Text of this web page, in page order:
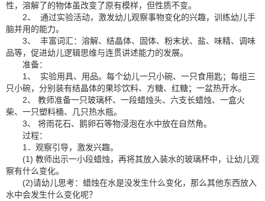
性，溶解了的物体虽改变了原有模样，但性质不变。
2、 通过实验活动，激发幼儿观察事物变化的兴趣，训练幼儿手
脑并用的能力。
3、 丰富词汇：溶解、结晶体、固体、粉末状、盐、味精、调味
品等，促进幼儿逻辑思维与连贯讲述能力的发展。
准备：
1、 实验用具、用品。每个幼儿一只小碗、一只食用匙；每组三
只小碗，分别装有结晶体的果珍饮料、方糖、红糖；一盆热开水。
2、 教师准备一只玻璃杯、一段蜡烛头、六支长蜡烛、一盒火
柴、一只塑料桶、几只热水瓶。
3、 将雨花石、鹅卵石等物浸泡在水中放在自然角。
过程：
1．观察引导，激发兴趣。
(1) 教师出示一小段蜡烛，再将其放入装水的玻璃杯中，让幼儿观
察有什么变化。
(2)请幼儿思考：蜡烛在水是没发生什么变化，那么其他东西放入
水中会发生什么变化呢？